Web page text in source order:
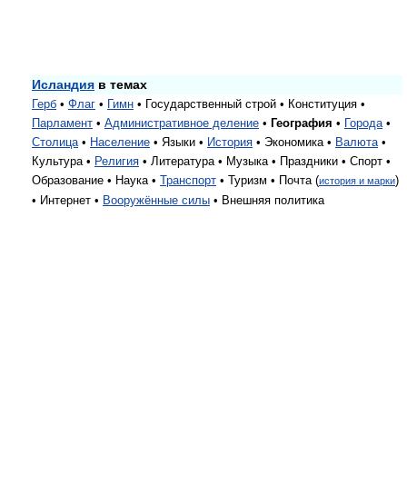
Исландия в темах
Герб • Флаг • Гимн • Государственный строй • Конституция •
Парламент • Административное деление • География • Города•
Столица• Население • Языки • История • Экономика • Валюта•
Культура • Религия • Литература • Музыка • Праздники • Спорт •
Образование • Наука • Транспорт • Туризм • Почта (история и марки)
• Интернет • Вооружённые силы • Внешняя политика